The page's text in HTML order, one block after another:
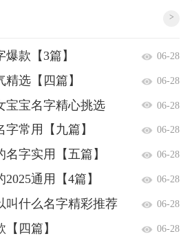
>
款【3篇】 06-28
选【四篇】 06-28
宝宝名字精心挑选
06-28
常用【九篇】 06-28
字实用【五篇】 06-28
通用【4篇】 06-28
叫什么名字精彩推荐
06-28
四篇】 06-28